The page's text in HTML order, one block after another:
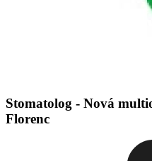
Stomatolog - Nová
Florenc